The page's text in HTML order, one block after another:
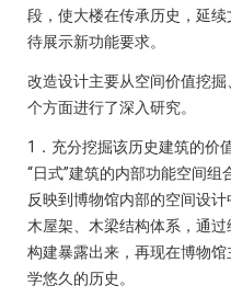
段，使大楼在传承历史，延
待展示新功能要求。
改造设计主要从空间价值挖
个方面进行了深入研究。
1．充分挖掘该历史建筑的价
“日式”建筑的内部功能空间
反映到博物馆内部的空间设
木屋架、木梁结构体系，通
构建暴露出来，再现在博物
学悠久的历史。